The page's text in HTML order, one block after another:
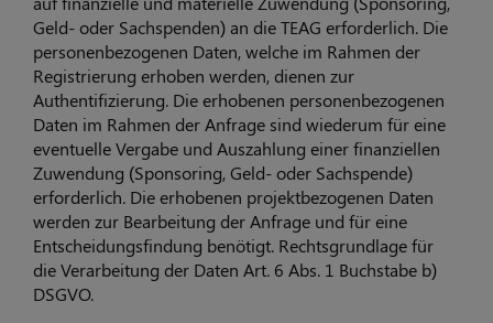
Geld- oder Sachspenden) an die TEAG erforderlich. Die
personenbezogenen Daten, welche im Rahmen der
Registrierung erhoben werden, dienen zur
Authentifizierung. Die erhobenen personenbezogenen
Daten im Rahmen der Anfrage sind wiederum für eine
eventuelle Vergabe und Auszahlung einer finanziellen
Zuwendung (Sponsoring, Geld- oder Sachspende)
erforderlich. Die erhobenen projektbezogenen Daten
werden zur Bearbeitung der Anfrage und für eine
Entscheidungsfindung benötigt. Rechtsgrundlage für
die Verarbeitung der Daten Art. 6 Abs. 1 Buchstabe b)
DSGVO.